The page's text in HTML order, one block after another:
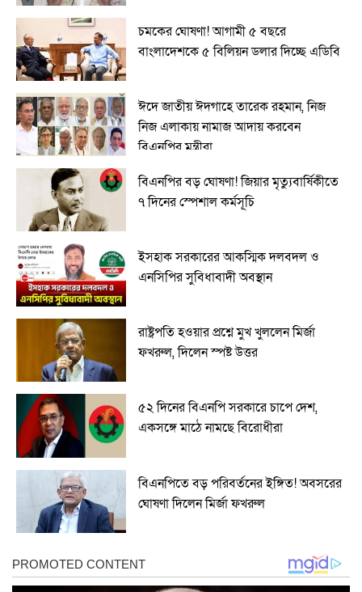
চমকের ঘোষণা! আগামী ৫ বছরে
বাংলাদেশকে ৫ বিলিয়ন ডলার দিচ্ছে এডিবি
ঈদে জাতীয় ঈদগাহে তারেক রহমান, নিজ
নিজ এলাকায় নামাজ আদায় করবেন
বিএনপির মন্ত্রীরা
বিএনপির বড় ঘোষণা! জিয়ার মৃত্যুবার্ষিকীতে
৭ দিনের স্পেশাল কর্মসূচি
ইসহাক সরকারের আকস্মিক দলবদল ও
এনসিপির সুবিধাবাদী অবস্থান
রাষ্ট্রপতি হওয়ার প্রশ্নে মুখ খুললেন মির্জা
ফখরুল, দিলেন স্পষ্ট উত্তর
৫২ দিনের বিএনপি সরকারে চাপে দেশ,
একসঙ্গে মাঠে নামছে বিরোধীরা
বিএনপিতে বড় পরিবর্তনের ইঙ্গিত! অবসরের
ঘোষণা দিলেন মির্জা ফখরুল